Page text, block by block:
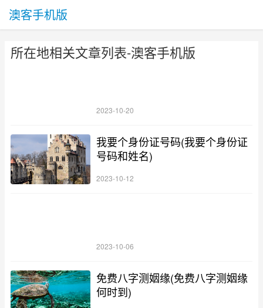
澳客手机版
所在地相关文章列表-澳客手机版
2023-10-20
我要个身份证号码(我要个身份证
号码和姓名)
2023-10-12
2023-10-06
免费八字测姻缘(免费八字测姻缘
何时到)